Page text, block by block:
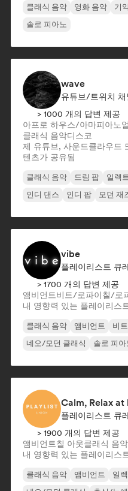
클래식 음악 영화 음악 기
솔로 피아노
wave
유튜브/트위치 채
> 1000 개의 답변 제공
아프로 하우스/아마피아노
클래식 음악디스코
제 유튜브, 사운드클라우드
텐츠가 공유됨
클래식 음악 드림 팝 일렉
인디 댄스
인디 팝 모던 재
vibe
플레이리스트 큐
> 1700 개의 답변 제공
앰비언트비트/로파이칠/로
내 영향력 있는 플레이리스
클래식 음악 앰비언트 비
네오/모던 클래식
솔로 피아
Calm, Relax at
플레이리스트 큐
> 1900 개의 답변 제공
앰비언트칠 아웃클래식 음악
내 영향력 있는 플레이리스
클래식 음악 앰비언트 일